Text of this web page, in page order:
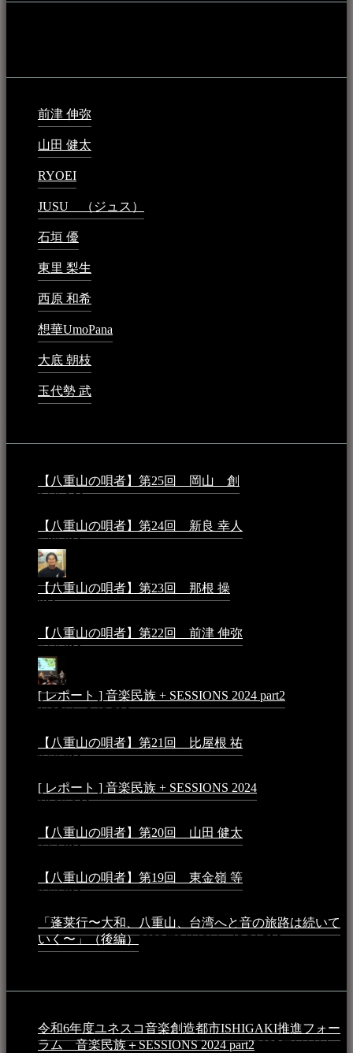
前津 伸弥
山田 健太
RYOEI
JUSU （ジュス）
石垣 優
東里 梨生
西原 和希
想華UmoPana
大底 朝枝
玉代勢 武
【八重山の唄者】第25回 岡山 創
1:50 AM
【八重山の唄者】第24回 新良 幸人
5:29 PM
【八重山の唄者】第23回 那根 操
PM
【八重山の唄者】第22回 前津 伸弥
7:50 PM
[ レポート ] 音楽民族 + SESSIONS 2024 part2
月25日 - 9:13 PM
【八重山の唄者】第21回 比屋根 祐
8:59 PM
[ レポート ] 音楽民族 + SESSIONS 2024
10:16 AM
【八重山の唄者】第20回 山田 健太
3:54 PM
【八重山の唄者】第19回 東金嶺 等
9:52 PM
「蓬莱行〜大和、八重山、台湾へと音の旅路は続いて
いく〜」（後編）2023年3月18日 - 12:31 PM
令和6年度ユネスコ音楽創造都市ISHIGAKI推進フォー
ラム 音楽民族＋SESSIONS 2024 part22025年1月1日 -